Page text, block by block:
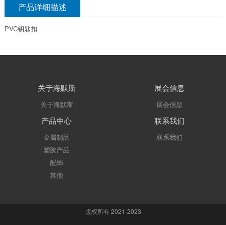
产品详细描述
PVC钥匙扣
关于海默斯
关于海默斯
展会信息
展会信息
产品中心
金属制品
塑胶产品
配饰
其他
联系我们
联系我们
版权所有 2021-2023